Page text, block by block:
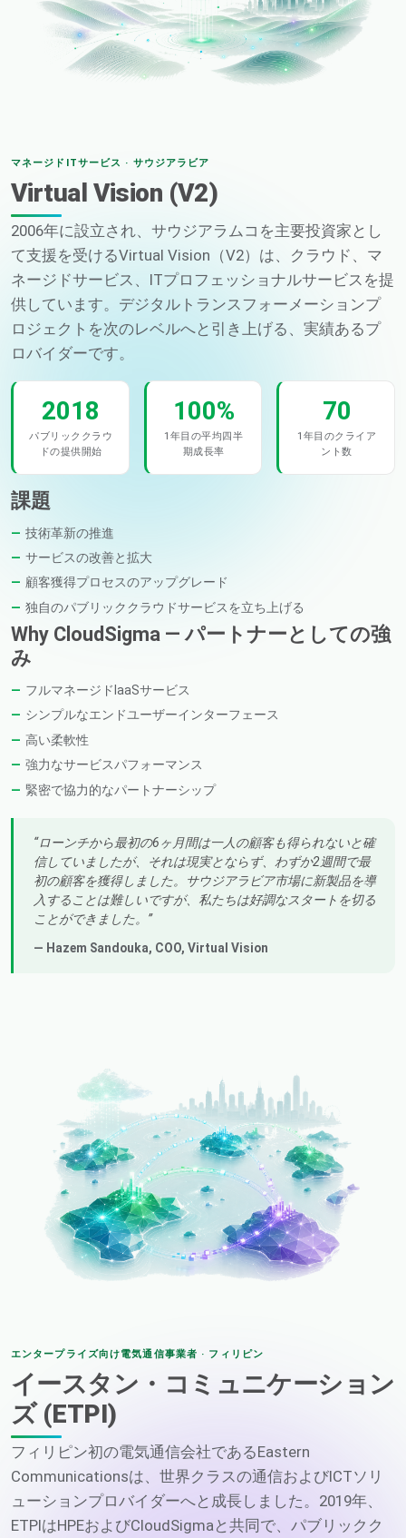
マネージドITサービス · サウジアラビア
Virtual Vision (V2)
2006年に設立され、サウジアラムコを主要投資家とし
て支援を受けるVirtual Vision（V2）は、クラウド、マ
ネージドサービス、ITプロフェッショナルサービスを提
供しています。デジタルトランスフォーメーションプ
ロジェクトを次のレベルへと引き上げる、実績あるプ
ロバイダーです。
2018
パブリッククラウ
ドの提供開始
100%
1年目の平均四半
期成長率
70
1年目のクライア
ント数
課題
技術革新の推進
サービスの改善と拡大
顧客獲得プロセスのアップグレード
独自のパブリッククラウドサービスを立ち上げる
Why CloudSigma — パートナーとしての強
み
フルマネージドIaaSサービス
シンプルなエンドユーザーインターフェース
高い柔軟性
強力なサービスパフォーマンス
緊密で協力的なパートナーシップ
ローンチから最初の6ヶ月間は一人の顧客も得られないと確
信していましたが、それは現実とならず、わずか2週間で最
初の顧客を獲得しました。サウジアラビア市場に新製品を導
入することは難しいですが、私たちは好調なスタートを切る
ことができました。
— Hazem Sandouka, COO, Virtual Vision
エンタープライズ向け電気通信事業者 · フィリピン
イースタン・コミュニケーション
ズ (ETPI)
フィリピン初の電気通信会社であるEastern
Communicationsは、世界クラスの通信およびICTソリ
ューションプロバイダーへと成長しました。2019年、
ETPIはHPEおよびCloudSigmaと共同で、パブリックク